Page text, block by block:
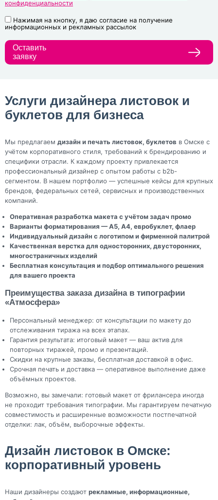
конфиденциальности
Нажимая на кнопку, я даю согласие на получение
информационных и рекламных рассылок
Оставить
заявку
Услуги дизайнера листовок и
буклетов для бизнеса
Мы предлагаем дизайн и печать листовок, буклетов в Омске с
учётом корпоративного стиля, требований к брендированию и
специфики отрасли. К каждому проекту привлекается
профессиональный дизайнер с опытом работы с b2b-
сегментом. В нашем портфолио — успешные кейсы для крупных
брендов, федеральных сетей, сервисных и производственных
компаний.
Оперативная разработка макета с учётом задач промо
Варианты форматирования — А5, А4, евробуклет, флаер
Индивидуальный дизайн с логотипом и фирменной палитрой
Качественная верстка для односторонних, двусторонних,
многостраничных изделий
Бесплатная консультация и подбор оптимального решения
для вашего проекта
Преимущества заказа дизайна в типографии
«Атмосфера»
Персональный менеджер: от консультации по макету до
отслеживания тиража на всех этапах.
Гарантия результата: итоговый макет — ваш актив для
повторных тиражей, промо и презентаций.
Скидки на крупные заказы, бесплатная доставкой в офис.
Срочная печать и доставка — оперативное выполнение даже
объёмных проектов.
Возможно, вы замечали: готовый макет от фрилансера иногда
не проходит требования типографии. Мы гарантируем печатную
совместимость и расширенные возможности постпечатной
отделки: лак, объём, выборочные эффекты.
Дизайн листовок в Омске:
корпоративный уровень
Наши дизайнеры создают рекламные, информационные,